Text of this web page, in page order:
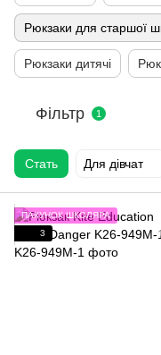
Рюкзаки для старшої
Рюкзаки дитячі
Фільтр 1
Стать Для дівчат
ПАКУНОК ШКОЛЯРА
3